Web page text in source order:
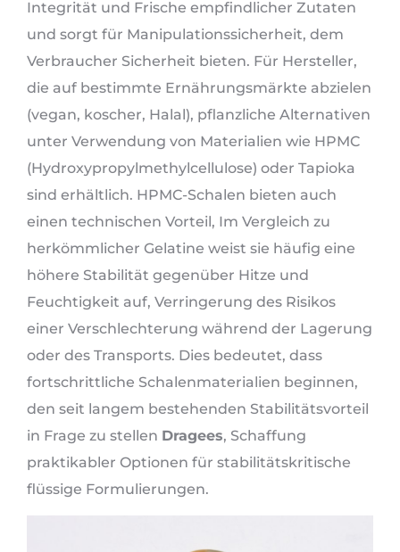
Integrität und Frische empfindlicher Zutaten
und sorgt für Manipulationssicherheit, dem
Verbraucher Sicherheit bieten. Für Hersteller,
die auf bestimmte Ernährungsmärkte abzielen
(vegan, koscher, Halal), pflanzliche Alternativen
unter Verwendung von Materialien wie HPMC
(Hydroxypropylmethylcellulose) oder Tapioka
sind erhältlich. HPMC-Schalen bieten auch
einen technischen Vorteil, Im Vergleich zu
herkömmlicher Gelatine weist sie häufig eine
höhere Stabilität gegenüber Hitze und
Feuchtigkeit auf, Verringerung des Risikos
einer Verschlechterung während der Lagerung
oder des Transports. Dies bedeutet, dass
fortschrittliche Schalenmaterialien beginnen,
den seit langem bestehenden Stabilitätsvorteil
in Frage zu stellen Dragees, Schaffung
praktikabler Optionen für stabilitätskritische
flüssige Formulierungen.